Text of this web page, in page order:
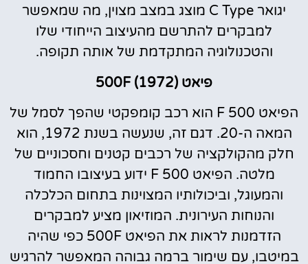
יגואר C Type מוצג במצב מצוין, מה שמאפשר
למבקרים להתרשם מהעיצוב הייחודי שלו
והטכנולוגיה המתקדמת של אותה תקופה.
פיאט 500F (1972)
הפיאט 500 F הוא רכב קומפקטי שהפך לסמל של
המאה ה-20. דגם זה, שנעשה בשנת 1972, הוא
חלק מהקולקציה של רכבים קטנים וחסכוניים של
מלטה. הפיאט 500 F ידוע בעיצובו החמוד
והמעוגל, וביכולותיו המצוינות בתחום הכלכלה
והנוחות העירונית. המוזיאון מציע למבקרים
הזדמנות לראות את הפיאט 500F כפי שהיה
במיטבו, עם שימור ברמה גבוהה המאפשר להרגיש